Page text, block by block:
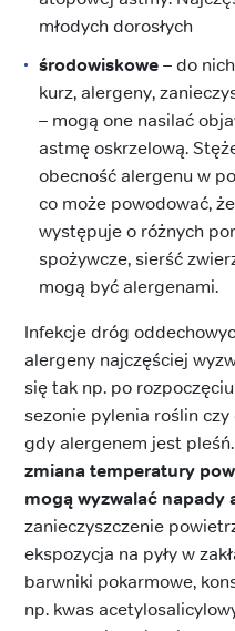
młodych dorosłych
środowiskowe– do
kurz, alergeny,
– mogą one nasilać
astmę oskrzelową.
obecność alergenu w
co może powodować,
występuje o różnych
spożywcze, sierść
mogą być alergenami.
Infekcje dróg
alergeny najczęściej
się tak np. po
sezonie pylenia roślin
gdy alergenem jest
zmiana temperatury
mogą wyzwalać napady
zanieczyszczenie
ekspozycja na pyły w
barwniki pokarmowe,
np. kwas